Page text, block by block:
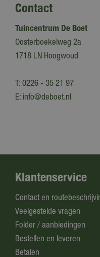
Contact
Tuincentrum De Boet
Oosterboekelweg 2a
1718 LN Hoogwoud
T: 0226 - 35 21 97
E: info@deboet.nl
Klantenservice
Contact en
Veelgestelde vragen
Folder / aanbiedingen
Bestellen en leveren
Betalen